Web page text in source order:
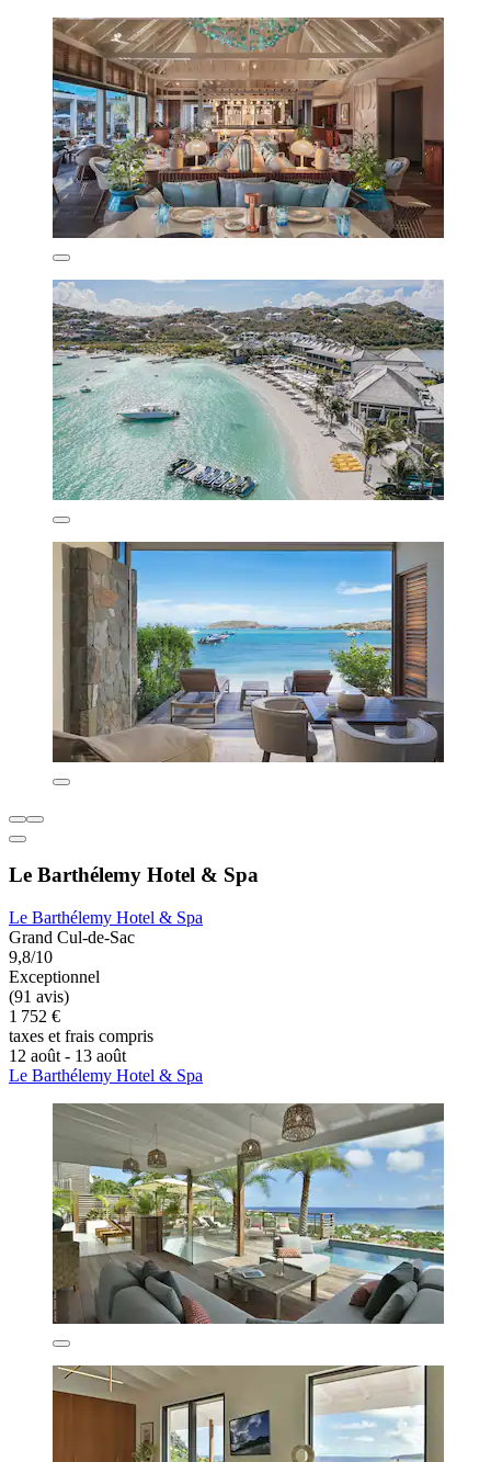
Le Barthélemy Hotel & Spa
Le Barthélemy Hotel & Spa
Grand Cul-de-Sac
9,8/10
Exceptionnel
(91 avis)
1 752 €
taxes et frais compris
12 août - 13 août
Le Barthélemy Hotel & Spa